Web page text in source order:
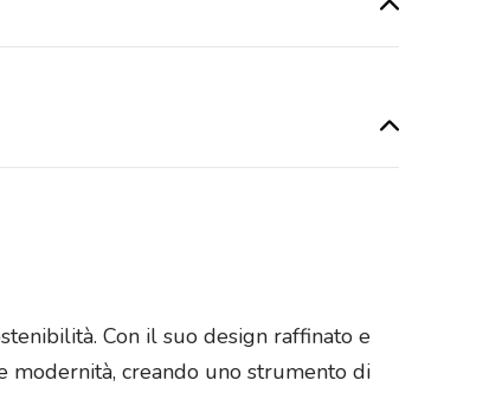
Con il suo design raffinato e
modernità, creando uno strumento di